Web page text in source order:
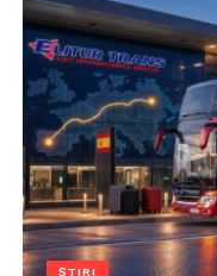
ȘTIRI